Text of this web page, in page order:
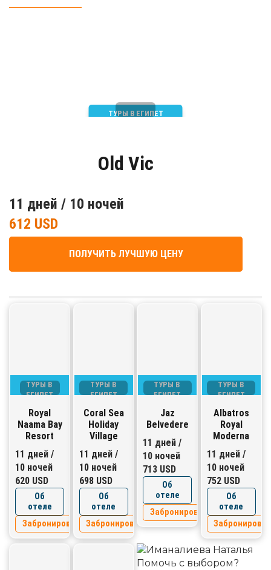
ТУРЫ В ЕГИПЕТ
Old Vic
11 дней / 10 ночей
612 USD
ПОЛУЧИТЬ ЛУЧШУЮ ЦЕНУ
ТУРЫ В
ЕГИПЕТ
Royal
Naama Bay
Resort
11 дней /
10 ночей
620 USD
Об
отеле
Забронировать
ТУРЫ В
ЕГИПЕТ
Coral Sea
Holiday
Village
11 дней /
10 ночей
698 USD
Об
отеле
Забронировать
ТУРЫ В
ЕГИПЕТ
Jaz
Belvedere
11 дней /
10 ночей
713 USD
Об
отеле
Забронировать
ТУРЫ В
ЕГИПЕТ
Albatros
Royal
Moderna
11 дней /
10 ночей
752 USD
Об
отеле
Помочь с выбором?